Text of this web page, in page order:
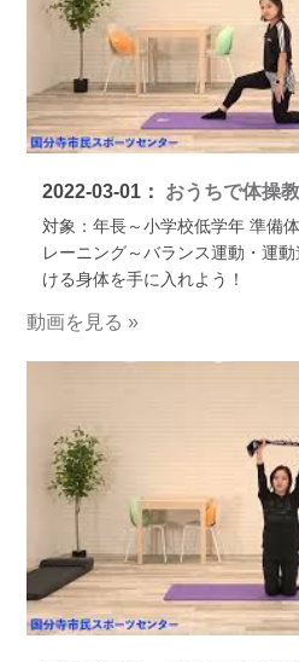
2022-03-01： おうちで体操
対象：年長～小学校低学年 準備
レーニング～バランス運動・運
ける身体を手に入れよう！
動画を見る »